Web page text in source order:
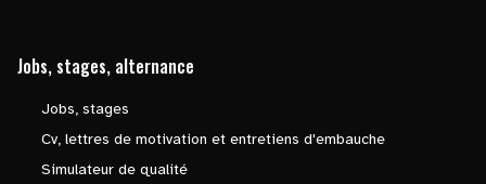
Jobs, stages, alternance
Jobs, stages
Cv, lettres de motivation et entretiens d'embauche
Simulateur de qualité